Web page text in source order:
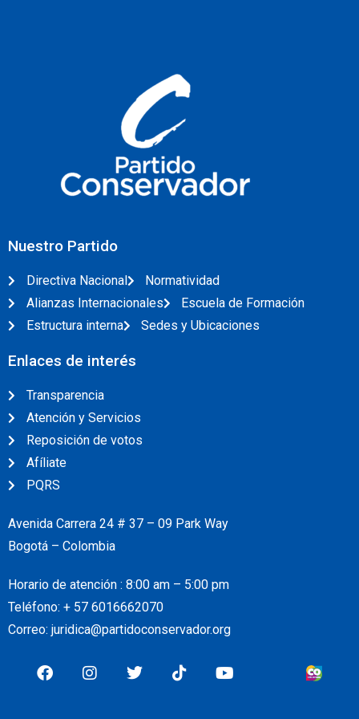
Nuestro Partido
Directiva Nacional
Normatividad
Alianzas Internacionales
Escuela de Formación
Estructura interna
Sedes y Ubicaciones
Enlaces de interés
Transparencia
Atención y Servicios
Reposición de votos
Afíliate
PQRS
Avenida Carrera 24 # 37 – 09 Park Way
Bogotá – Colombia
Horario de atención : 8:00 am – 5:00 pm
Teléfono: + 57 6016662070
Correo: juridica@partidoconservador.org